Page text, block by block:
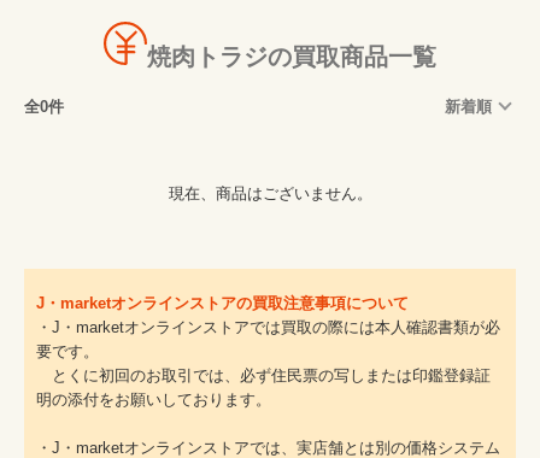
焼肉トラジの買取商品一覧
全0件 新着順
現在、商品はございません。
J・marketオンラインストアの買取注意事項について
・J・marketオンラインストアでは買取の際には本人確認書類が必
要です。
とくに初回のお取引では、必ず住民票の写しまたは印鑑登録証
明の添付をお願いしております。
・J・marketオンラインストアでは、実店舗とは別の価格システム